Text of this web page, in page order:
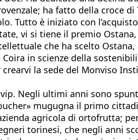
ha fatto della croce
Tutto è iniziato con
vi si tiene il premio
che ha scelto
in scienze della
la sede del Monviso
Negli ultimi anni sono
mugugna il primo
agricola di ortofrutta;
torinesi, che negli anni